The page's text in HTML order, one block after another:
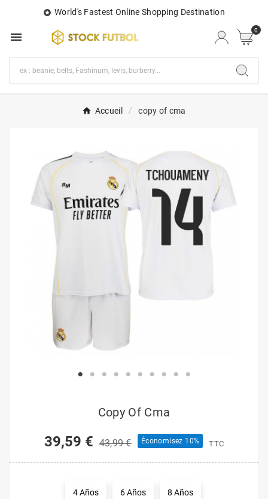
 World's Fastest Online Shopping Destination
 0
Accueil copy of cma
Copy Of Cma
39,59 € 43,99 € Économisez 10% TTC
4 Años 6 Años 8 Años